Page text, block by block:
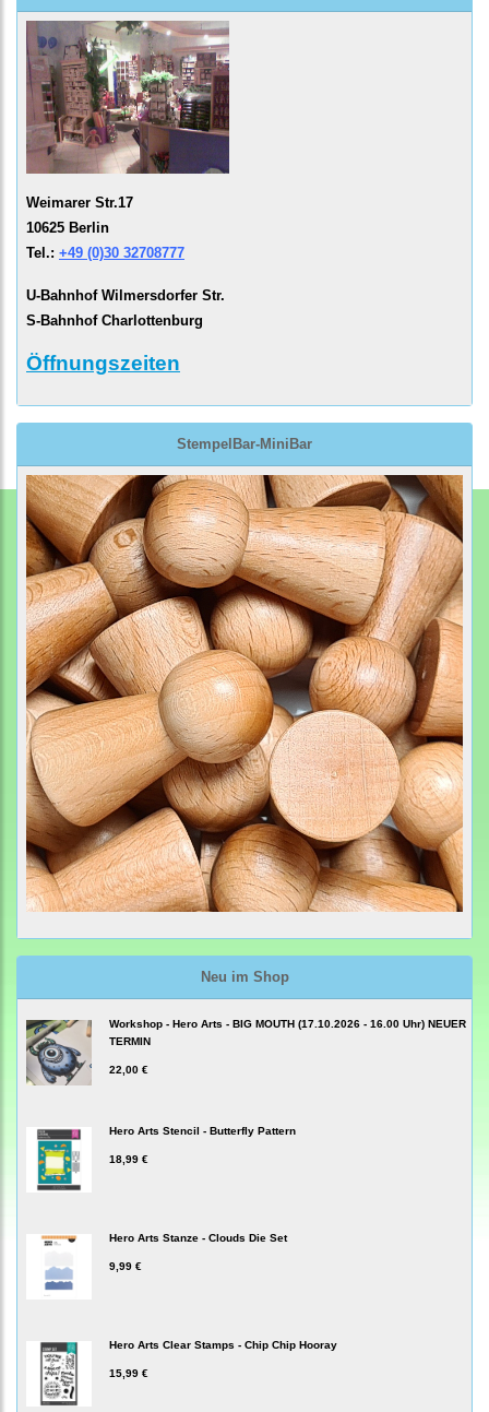
Weimarer Str.17
10625 Berlin
Tel.: +49 (0)30 32708777
U-Bahnhof Wilmersdorfer Str.
S-Bahnhof Charlottenburg
Öffnungszeiten
StempelBar-MiniBar
Neu im Shop
Workshop - Hero Arts - BIG MOUTH (17.10.2026 - 16.00 Uhr) NEUER
TERMIN
22,00 €
Hero Arts Stencil - Butterfly Pattern
18,99 €
Hero Arts Stanze - Clouds Die Set
9,99 €
Hero Arts Clear Stamps - Chip Chip Hooray
15,99 €